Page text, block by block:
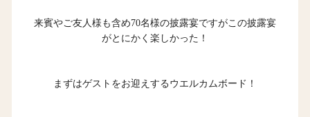
来賓やご友人様も含め70名様の披露宴ですがこの披露宴
がとにかく楽しかった！
まずはゲストをお迎えするウエルカムボード！